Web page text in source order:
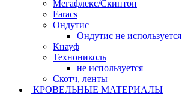
Мегафлекс/Скиптон
Faracs
Ондутис
Ондутис не используется
Кнауф
Технониколь
не используется
Скотч, ленты
КРОВЕЛЬНЫЕ МАТЕРИАЛЫ